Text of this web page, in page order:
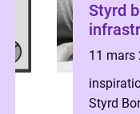
Styrd
11 mars
Styrd